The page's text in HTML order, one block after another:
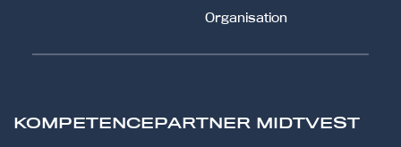
Organisation
KOMPETENCEPARTNER MIDTVEST